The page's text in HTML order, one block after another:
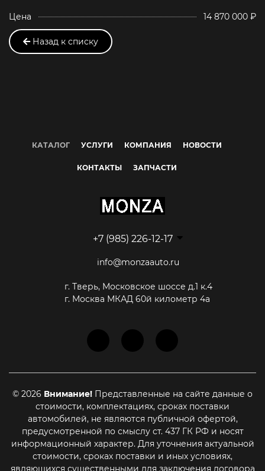
Цена 14 870 000 ₽
Назад к списку
КАТАЛОГ УСЛУГИ КОМПАНИЯ НОВОСТИ
КОНТАКТЫ ЗАПЧАСТИ
+7 (985) 226-12-17
info@monzaauto.ru
г. Тверь, Московское шоссе д.1 к.4
г. Москва МКАД 60й километр 4а
© 2026 Внимание! Представленные на сайте данные о
стоимости, комплектациях, сроках поставки
автомобилей, не являются публичной офертой,
предусмотренной по смыслу ст. 437 ГК РФ и носят
информационный характер. Для уточнения актуальной
стоимости, сроках поставки и иных условиях,
являющихся существенными для заключения договора
Этот сайт использует cookie-файлы, чтобы помочь Вам в
навигации, а также для предоставления лучшего